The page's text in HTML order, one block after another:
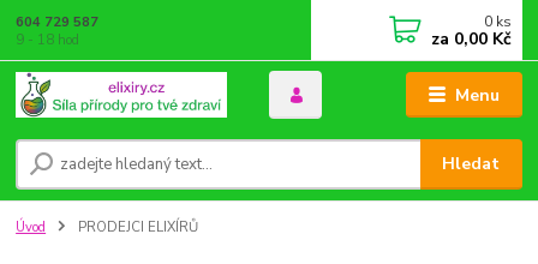
Menu
Hledat
604 729 587
9 - 18 hod
0 ks
za 0,00 Kč
Úvod PRODEJCI ELIXÍRŮ